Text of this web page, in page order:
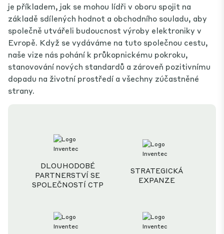
je příkladem, jak se mohou lídři v oboru spojit na
základě sdílených hodnot a obchodního souladu, aby
společně utvářeli budoucnost výroby elektroniky v
Evropě. Když se vydáváme na tuto společnou cestu,
naše vize nás pohání k průkopnickému pokroku,
stanovování nových standardů a zároveň pozitivnímu
dopadu na životní prostředí a všechny zúčastněné
strany.
DLOUHODOBÉ
PARTNERSTVÍ SE
SPOLEČNOSTÍ CTP
STRATEGICKÁ
EXPANZE